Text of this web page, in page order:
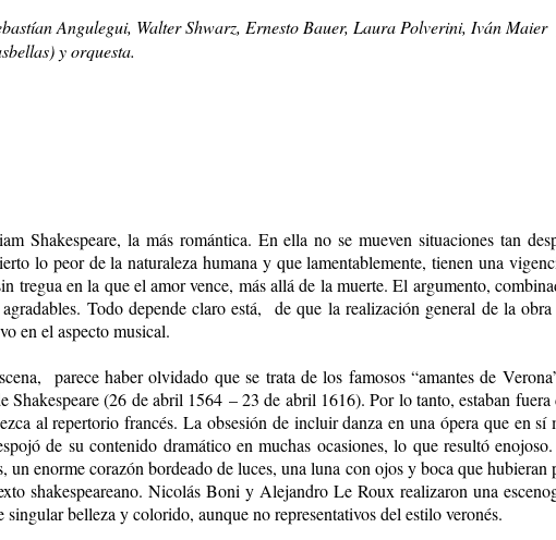
Angulegui, Walter Shwarz, Ernesto Bauer, Laura Polverini, Iván Maier
y orquesta.
Shakespeare, la más romántica. En ella no se mueven situaciones tan
lo peor de la naturaleza humana y que lamentablemente, tienen una
tregua en la que el amor vence, más allá de la muerte. El argumento,
Todo depende claro está, de que la realización general de la
en el aspecto musical.
parece haber olvidado que se trata de los famosos “amantes de
Shakespeare (26 de abril 1564 – 23 de abril 1616). Por lo tanto, estaban
al repertorio francés. La obsesión de incluir danza en una ópera que en
de su contenido dramático en muchas ocasiones, lo que resultó
un enorme corazón bordeado de luces, una luna con ojos y boca que
shakespeareano. Nicolás Boni y Alejandro Le Roux realizaron una
belleza y colorido, aunque no representativos del estilo veronés.